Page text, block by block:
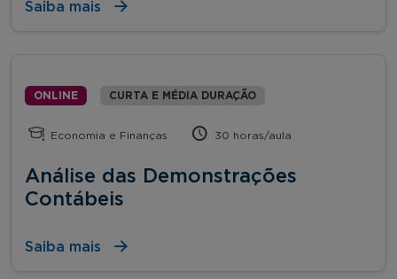
Saiba mais
ONLINE CURTA E MÉDIA DURAÇÃO
Economia e Finanças 30 horas/aula
Análise das Demonstrações
Contábeis
Saiba mais